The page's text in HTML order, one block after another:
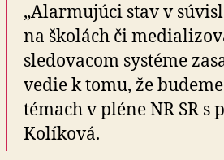
„Alarmujúci stav v
na školách či
sledovacom systéme
vedie k tomu, že
témach v pléne NR SR s
Kolíková.